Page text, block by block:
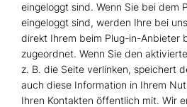
eingeloggt sind. Wenn Sie bei dem
eingeloggt sind, werden Ihre bei
direkt Ihrem beim Plug-in-Anbieter
zugeordnet. Wenn Sie den
z. B. die Seite verlinken, speichert
auch diese Information in Ihrem
Ihren Kontakten öffentlich mit. Wir